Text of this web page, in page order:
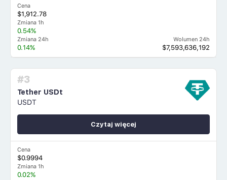
Cena
$1,912.78
Zmiana 1h
0.54%
Zmiana 24h
0.14%
Wolumen 24h
$7,593,636,192
#3
Tether USDt
USDT
Cena
$0.9994
Zmiana 1h
0.02%
Czytaj więcej